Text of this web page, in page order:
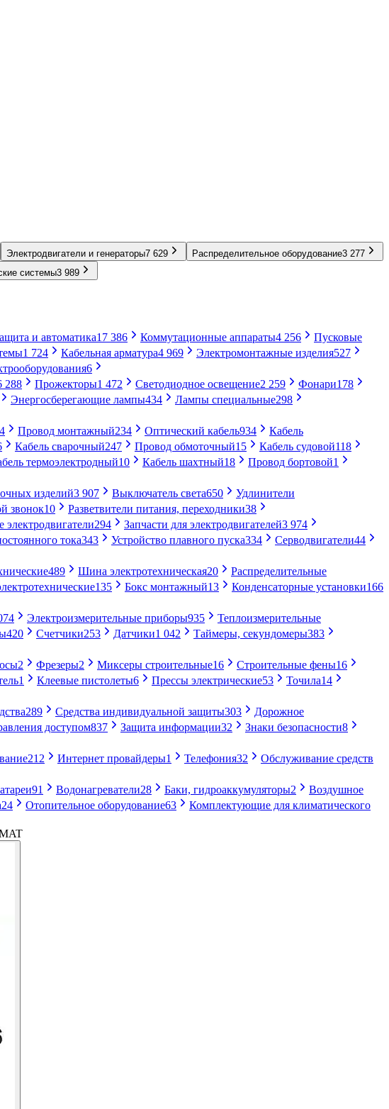
Электродвигатели и генераторы7 629 Распределительное оборудование3 277
системы3 989
и автоматика17 386 Коммутационные аппараты4 256
Пусковые
1 724 Кабельная арматура4 969 Электромонтажные изделия527
6
288 Прожекторы1 472 Светодиодное освещение2 259 Фонари178
Энергосберегающие лампы434 Лампы специальные298
Провод монтажный234 Оптический кабель934
Кабель
Кабель сварочный247 Провод обмоточный15 Кабель судовой118
термоэлектродный10 Кабель шахтный18 Провод бортовой1
изделий3 907 Выключатель света650
Удлинители
звонок10 Разветвители питания, переходники38
294 Запчасти для электродвигателей3 974
тока343 Устройство плавного пуска334 Серводвигатели44
489 Шина электротехническая20
Распределительные
135 Бокс монтажный13 Конденсаторные установки166
Электроизмерительные приборы935
Теплоизмерительные
420 Счетчики253 Датчики1 042 Таймеры, секундомеры383
2 Фрезеры2 Миксеры строительные16 Строительные фены16
1 Клеевые пистолеты6 Прессы электрические53 Точила14
289 Средства индивидуальной защиты303
Дорожное
доступом837 Защита информации32 Знаки безопасности8
212 Интернет провайдеры1 Телефония32
Обслуживание средств
91 Водонагреватели28 Баки, гидроаккумуляторы2
Воздушное
24 Отопительное оборудование63
Комплектующие для климатического